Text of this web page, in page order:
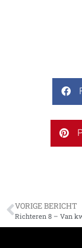
VORIGE BERICHT